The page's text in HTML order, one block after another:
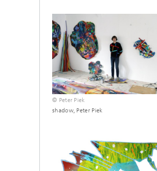
MEMS Technologieplattformen
Nanotechnologische Komponenten
und Systeme
© Peter Piek
shadow, Peter Piek